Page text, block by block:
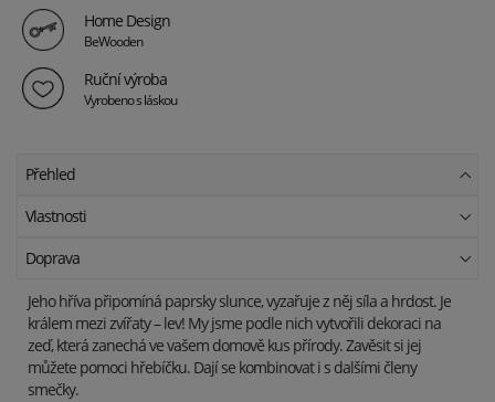
Home Design
BeWooden
Ruční výroba
Vyrobeno s láskou
Přehled
Vlastnosti
Doprava
Jeho hříva připomíná paprsky slunce, vyzařuje z něj síla a hrdost. Je
králem mezi zvířaty – lev! My jsme podle nich vytvořili dekoraci na
zeď, která zanechá ve vašem domově kus přírody. Zavěsit si jej
můžete pomoci hřebíčku. Dají se kombinovat i s dalšími členy
smečky.